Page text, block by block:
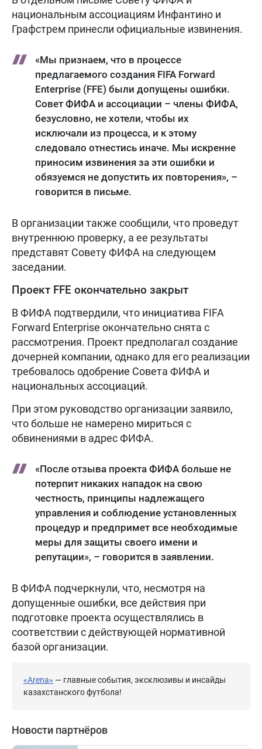
национальным ассоциациям Инфантино и
Графстрем принесли официальные извинения.
«Мы признаем, что в процессе
предлагаемого создания FIFA Forward
Enterprise (FFE) были допущены ошибки.
Совет ФИФА и ассоциации – члены ФИФА,
безусловно, не хотели, чтобы их
исключали из процесса, и к этому
следовало отнестись иначе. Мы искренне
приносим извинения за эти ошибки и
обязуемся не допустить их повторения», –
говорится в письме.
В организации также сообщили, что проведут
внутреннюю проверку, а ее результаты
представят Совету ФИФА на следующем
заседании.
Проект FFE окончательно закрыт
В ФИФА подтвердили, что инициатива FIFA
Forward Enterprise окончательно снята с
рассмотрения. Проект предполагал создание
дочерней компании, однако для его реализации
требовалось одобрение Совета ФИФА и
национальных ассоциаций.
При этом руководство организации заявило,
что больше не намерено мириться с
обвинениями в адрес ФИФА.
«После отзыва проекта ФИФА больше не
потерпит никаких нападок на свою
честность, принципы надлежащего
управления и соблюдение установленных
процедур и предпримет все необходимые
меры для защиты своего имени и
репутации», – говорится в заявлении.
В ФИФА подчеркнули, что, несмотря на
допущенные ошибки, все действия при
подготовке проекта осуществлялись в
соответствии с действующей нормативной
базой организации.
«Arena» — главные события, эксклюзивы и инсайды
казахстанского футбола!